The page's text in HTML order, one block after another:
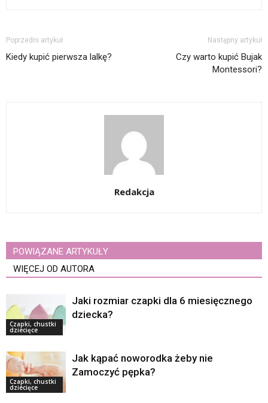
Poprzedni artykuł
Kiedy kupić pierwsza lalkę?
Następny artykuł
Czy warto kupić Bujak
Montessori?
Redakcja
POWIĄZANE ARTYKUŁY
WIĘCEJ OD AUTORA
Czapki, chustki
dziecięce
Jaki rozmiar czapki dla 6 miesięcznego
dziecka?
Czapki, chustki
dziecięce
Jak kąpać noworodka żeby nie
Zamoczyć pępka?